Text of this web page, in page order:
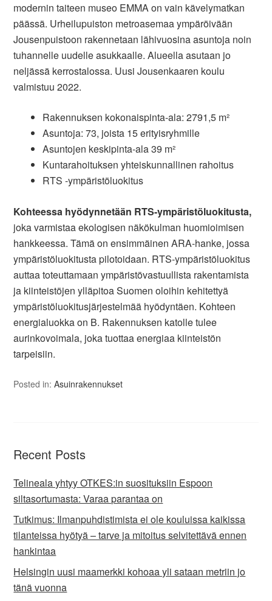
modernin taiteen museo EMMA on vain kävelymatkan
päässä. Urheilupuiston metroasemaa ympäröivään
Jousenpuistoon rakennetaan lähivuosina asuntoja noin
tuhannelle uudelle asukkaalle. Alueella asutaan jo
neljässä kerrostalossa. Uusi Jousenkaaren koulu
valmistuu 2022.
Rakennuksen kokonaispinta-ala: 2791,5 m²
Asuntoja: 73, joista 15 erityisryhmille
Asuntojen keskipinta-ala 39 m²
Kuntarahoituksen yhteiskunnallinen rahoitus
RTS -ympäristöluokitus
Kohteessa hyödynnetään RTS-ympäristöluokitusta,
joka varmistaa ekologisen näkökulman huomioimisen
hankkeessa. Tämä on ensimmäinen ARA-hanke, jossa
ympäristöluokitusta pilotoidaan. RTS-ympäristöluokitus
auttaa toteuttamaan ympäristövastuullista rakentamista
ja kiinteistöjen ylläpitoa Suomen oloihin kehitettyä
ympäristöluokitusjärjestelmää hyödyntäen. Kohteen
energialuokka on B. Rakennuksen katolle tulee
aurinkovoimala, joka tuottaa energiaa kiinteistön
tarpeisiin.
Posted in:Asuinrakennukset
Recent Posts
Telineala yhtyy OTKES:in suosituksiin Espoon
siltasortumasta: Varaa parantaa on
Tutkimus: Ilmanpuhdistimista ei ole kouluissa kaikissa
tilanteissa hyötyä – tarve ja mitoitus selvitettävä ennen
hankintaa
Helsingin uusi maamerkki kohoaa yli sataan metriin jo
tänä vuonna